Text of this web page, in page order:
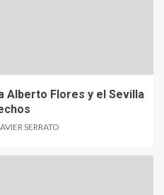
Alberto Flores y el Sevilla
SERRATO